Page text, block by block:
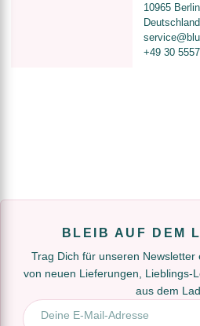
10965 Berlin
Deutschland
+49 30
BLEIB AUF DEM
Trag Dich für unseren
von neuen Lieferungen, Lieblings-
aus dem
E-Mail-Adresse